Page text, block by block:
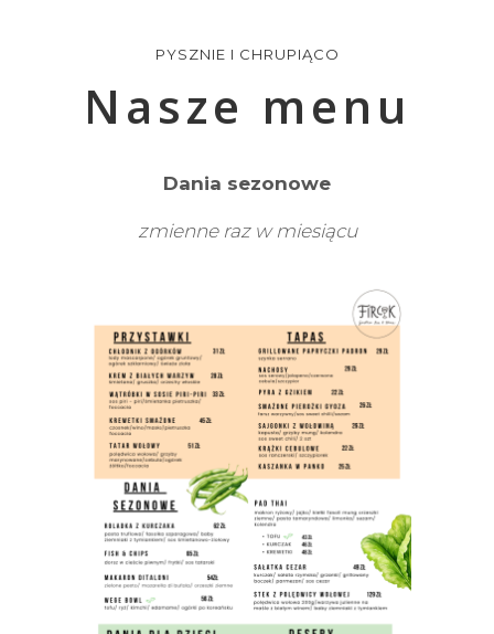
PYSZNIE I CHRUPIĄCO
Nasze menu
Dania sezonowe
zmienne raz w miesiącu